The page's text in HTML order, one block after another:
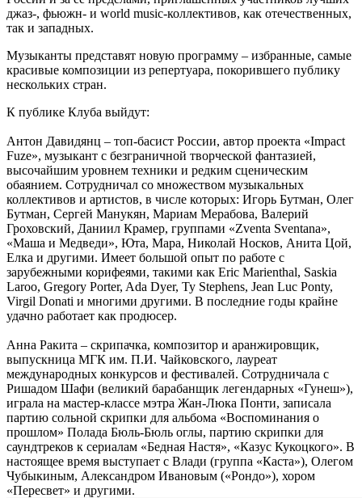
джаз-, фьюжн- и world music-коллективов, как отечественных,
так и западных.
Музыканты представят новую программу – избранные, самые
красивые композиции из репертуара, покорившего публику
нескольких стран.
К публике Клуба выйдут:
Антон Давидянц – топ-басист России, автор проекта «Impact
Fuze», музыкант с безграничной творческой фантазией,
высочайшим уровнем техники и редким сценическим
обаянием. Сотрудничал со множеством музыкальных
коллективов и артистов, в числе которых: Игорь Бутман, Олег
Бутман, Сергей Манукян, Мариам Мерабова, Валерий
Гроховский, Даниил Крамер, группами «Zventa Sventana»,
«Маша и Медведи», Юта, Мара, Николай Носков, Анита Цой,
Елка и другими. Имеет большой опыт по работе с
зарубежными корифеями, такими как Eric Marienthal, Saskia
Laroo, Gregory Porter, Ada Dyer, Ty Stephens, Jean Luc Ponty,
Virgil Donati и многими другими. В последние годы крайне
удачно работает как продюсер.
Анна Ракита – скрипачка, композитор и аранжировщик,
выпускница МГК им. П.И. Чайковского, лауреат
международных конкурсов и фестивалей. Сотрудничала с
Ришадом Шафи (великий барабанщик легендарных «Гунеш»),
играла на мастер-классе мэтра Жан-Люка Понти, записала
партию сольной скрипки для альбома «Воспоминания о
прошлом» Полада Бюль-Бюль оглы, партию скрипки для
саундтреков к сериалам «Бедная Настя», «Казус Кукоцкого». В
настоящее время выступает с Влади (группа «Каста»), Олегом
Чубыкиным, Александром Ивановым («Рондо»), хором
«Пересвет» и другими.